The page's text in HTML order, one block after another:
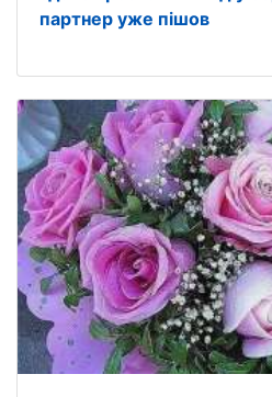
партнер уже пішов